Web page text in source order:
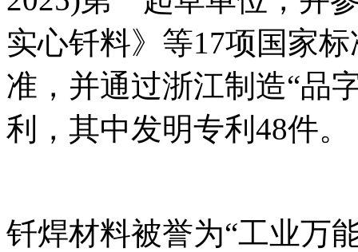
实心钎料》等17项国家
准，并通过浙江制造“品
利，其中发明专利48件。
钎焊材料被誉为“工业万